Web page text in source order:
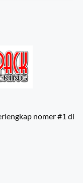
nomer #1 di